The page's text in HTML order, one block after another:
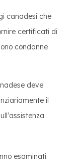
canadesi che
certificati di
condanne
deve
il
esaminati